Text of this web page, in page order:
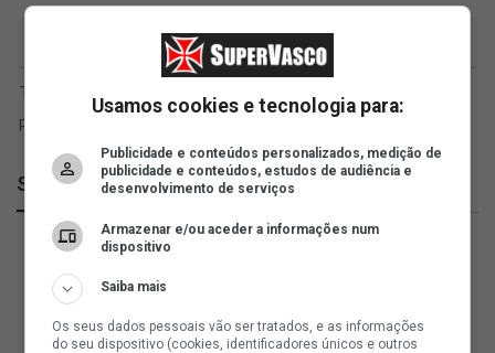
SuperVasco
Usamos cookies e tecnologia para:
Publicidade e conteúdos personalizados, medição de
publicidade e conteúdos, estudos de audiência e
desenvolvimento de serviços
Armazenar e/ou aceder a informações num
dispositivo
Saiba mais
Os seus dados pessoais vão ser tratados, e as informações
do seu dispositivo (cookies, identificadores únicos e outros